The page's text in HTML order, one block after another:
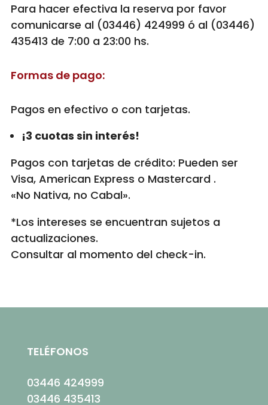
Para hacer efectiva la reserva por favor
comunicarse al (03446) 424999 ó al (03446)
435413 de 7:00 a 23:00 hs.
Formas de pago:
Pagos en efectivo o con tarjetas.
¡3 cuotas sin interés!
Pagos con tarjetas de crédito: Pueden ser
Visa, American Express o Mastercard .
«No Nativa, no Cabal».
*Los intereses se encuentran sujetos a
actualizaciones.
Consultar al momento del check-in.
TELÉFONOS
03446 424999
03446 435413